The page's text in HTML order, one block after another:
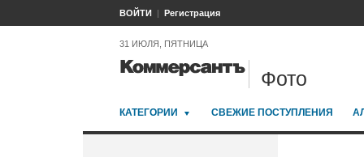
ВОЙТИ Регистрация
31 ИЮЛЯ, ПЯТНИЦА
Фото
КАТЕГОРИИ СВЕЖИЕ ПОСТУПЛЕНИЯ